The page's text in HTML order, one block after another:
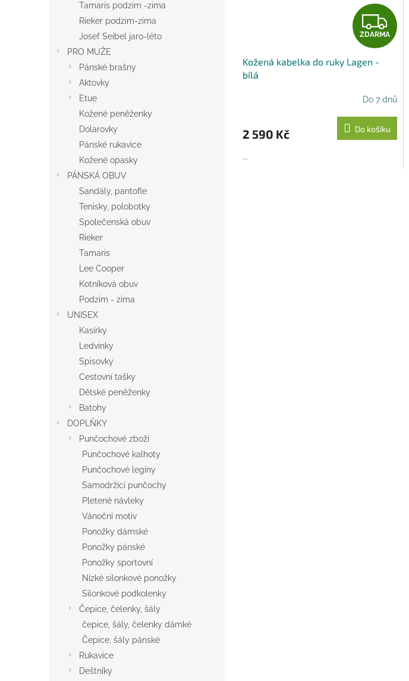
Tamaris podzim -zima
Rieker podzim-zima
Josef Seibel jaro-léto
PRO MUŽE
Pánské brašny
Aktovky
Etue
Kožené peněženky
Dolarovky
Pánské rukavice
Kožené opasky
PÁNSKÁ OBUV
Sandály, pantofle
Tenisky, polobotky
Společenská obuv
Rieker
Tamaris
Lee Cooper
Kotníková obuv
Podzim - zima
UNISEX
Kasírky
Ledvinky
Spisovky
Cestovní tašky
Dětské peněženky
Batohy
DOPLŇKY
Punčochové zboží
Punčochové kalhoty
Punčochové legíny
Samodržící punčochy
Pletené návleky
Vánoční motiv
Ponožky dámské
Ponožky pánské
Ponožky sportovní
Nízké silonkové ponožky
Silonkové podkolenky
Čepice, čelenky, šály
čepice, šály, čelenky dámké
Čepice, šály pánské
Rukavice
Deštníky
Z
D
R
M
A
ZDARMA
Kožená kabelka do ruky Lagen -
bílá
Do 7 dnů
2 590 Kč Do košíku
...